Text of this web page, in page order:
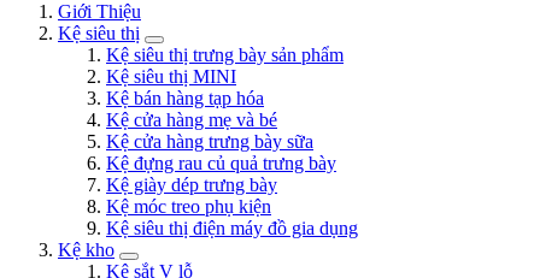
Giới Thiệu
Kệ siêu thị
Kệ siêu thị trưng bày sản phẩm
Kệ siêu thị MINI
Kệ bán hàng tạp hóa
Kệ cửa hàng mẹ và bé
Kệ cửa hàng trưng bày sữa
Kệ đựng rau củ quả trưng bày
Kệ giày dép trưng bày
Kệ móc treo phụ kiện
Kệ siêu thị điện máy đồ gia dụng
Kệ kho
Kệ sắt V lỗ